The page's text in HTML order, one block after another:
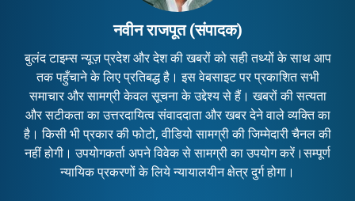
नवीन राजपूत (संपादक)
बुलंद टाइम्स न्यूज़ प्रदेश और देश की खबरों को सही तथ्यों के साथ आप
तक पहुँचाने के लिए प्रतिबद्ध है। इस वेबसाइट पर प्रकाशित सभी
समाचार और सामग्री केवल सूचना के उद्देश्य से हैं। खबरों की सत्यता
और सटीकता का उत्तरदायित्व संवाददाता और खबर देने वाले व्यक्ति का
है। किसी भी प्रकार की फोटो, वीडियो सामग्री की जिम्मेदारी चैनल की
नहीं होगी। उपयोगकर्ता अपने विवेक से सामग्री का उपयोग करें।सम्पूर्ण
न्यायिक प्रकरणों के लिये न्यायालयीन क्षेत्र दुर्ग होगा।